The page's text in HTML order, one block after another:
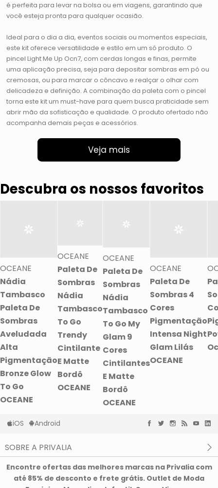
é perfeita para levar na bolsa ou em viagens, garantindo que
você esteja pronta para qualquer ocasião.
Ideal para o dia a dia, eventos sociais ou momentos especiais,
este kit oferece versatilidade e estilo em um só produto. O
pincel Light Me Up Ocn7, com cerdas longas e finas, permite
uma aplicação precisa, seja para depositar sombras em pó ou
cremosas, ou para marcar o côncavo e realçar o olhar com
delicadeza e definição. A combinação da paleta com o pincel
torna este kit um must-have para quem busca praticidade sem
abrir mão da sofisticação e qualidade. O produto ofertado não
acompanha demais peças e acessórios.
Veja mais
Descubra os nossos favoritos
OCEANE
Nádia
Tambasco
Paleta De
Sombras
Aveludada
Alta
Pigmentação
Bronze Glow
To Go
OCEANE
OCEANE
Paleta De
Sombras
Nádia
Tambasco
To Go
Trendy
Cintilante
E Matte
Bordô
OCEANE
OCEANE
Paleta De
Sombras
Nádia
Tambasco
To Go My
Glam 9
Cores
Cintilantes
E Matte
Bordô
OCEANE
OCEANE
Paleta De
Sombras 4
Cores
Pigmentação
Intensa Night
Glam Lilás
OCEANE
iOS Android
SOBRE A PRIVALIA
Privacidade e Cookies
Encontre ofertas das melhores marcas na Privalia com
até 85% de desconto e frete grátis. Outlet de Moda